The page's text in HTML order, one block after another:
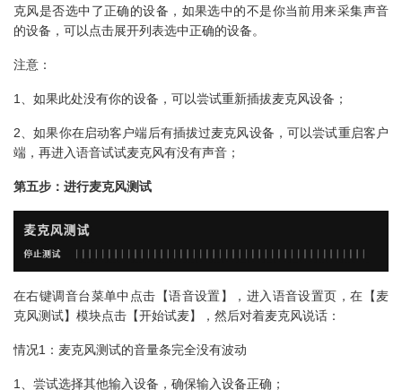
克风是否选中了正确的设备，如果选中的不是你当前用来采集声音
的设备，可以点击展开列表选中正确的设备。
注意：
1、如果此处没有你的设备，可以尝试重新插拔麦克风设备；
2、如果你在启动客户端后有插拔过麦克风设备，可以尝试重启客户
端，再进入语音试试麦克风有没有声音；
第五步：进行麦克风测试
在右键调音台菜单中点击【语音设置】，进入语音设置页，在【麦
克风测试】模块点击【开始试麦】，然后对着麦克风说话：
情况1：麦克风测试的音量条完全没有波动
1、尝试选择其他输入设备，确保输入设备正确；